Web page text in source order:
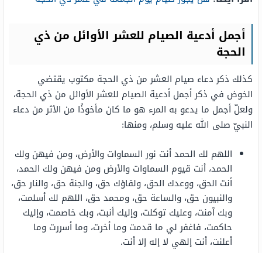
أجمل أدعية الصيام للعشر الأوائل من ذي
الحجة
كذلك ذكر دعاء صيام العشر من ذي الحجة مكتوب يقتضي
الخوض في ذكر أجمل أدعية الصيام للعشر الأوائل من ذي الحجة،
ولعلّ أجمل ما يدعو به المرء هو ما كان مأخوذًا من الأثر من دعاء
النبيّ صلى الله عليه وسلم، ومنها:
اللهم لك الحمد أنت نور السماوات والأرض، ومن فيهن ولك
الحمد، أنت قيوم السماوات والأرض ومن فيهن ولك الحمد،
أنت الحق، ووعدك الحق، ولقاؤك حق، والجنة حق، والنار حق،
والنبيون حق، والساعة حق، ومحمد حق، اللهم لك أسلمت،
وبك آمنت، وعليك توكلت، وإليك أنبت، وبك خاصمت، وإليك
حاكمت، فاغفر لي ما قدمت وما أخرت، وما أسررت وما
أعلنت، أنت إلهي لا إله إلا أنت.